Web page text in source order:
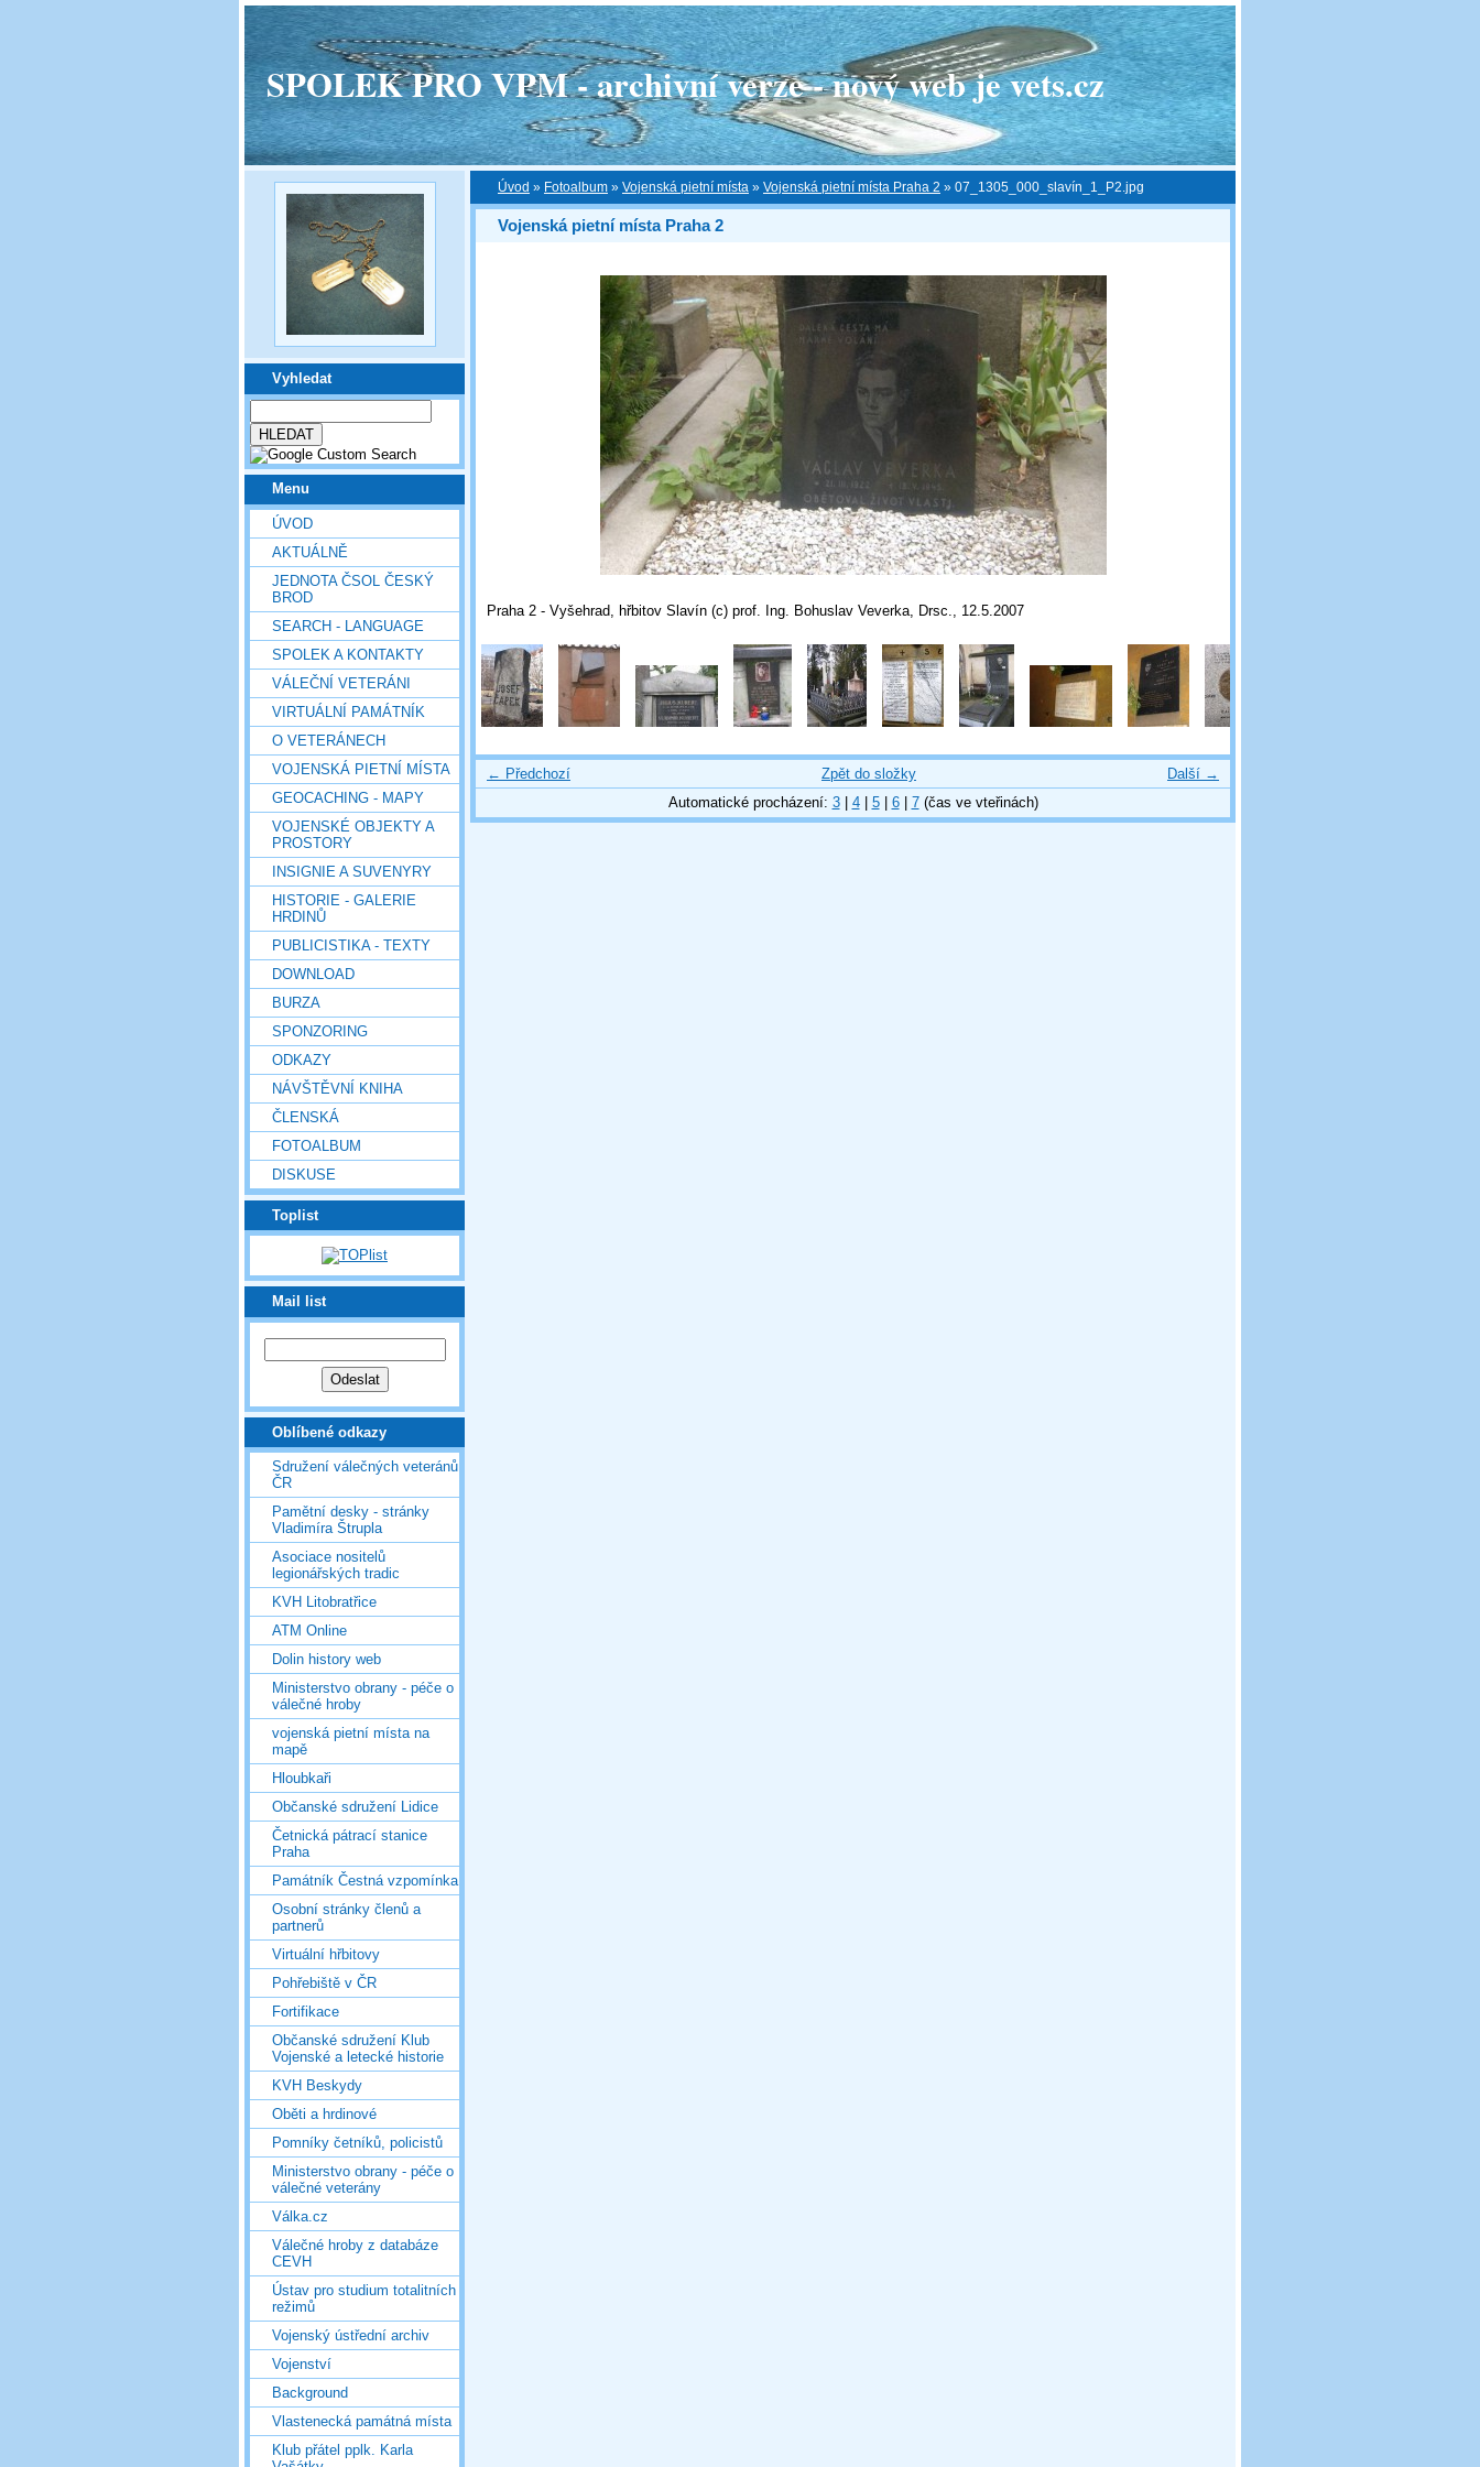
SPOLEK PRO VPM - archivní verze - nový web je vets.cz
Vyhledat
Menu
ÚVOD
AKTUÁLNĚ
JEDNOTA ČSOL ČESKÝ
BROD
SEARCH - LANGUAGE
SPOLEK A KONTAKTY
VÁLEČNÍ VETERÁNI
VIRTUÁLNÍ PAMÁTNÍK
O VETERÁNECH
VOJENSKÁ PIETNÍ MÍSTA
GEOCACHING - MAPY
VOJENSKÉ OBJEKTY A
PROSTORY
INSIGNIE A SUVENYRY
HISTORIE - GALERIE
HRDINŮ
PUBLICISTIKA - TEXTY
DOWNLOAD
BURZA
SPONZORING
ODKAZY
NÁVŠTĚVNÍ KNIHA
ČLENSKÁ
FOTOALBUM
DISKUSE
Toplist
Mail list
Oblíbené odkazy
Sdružení válečných veteránů
ČR
Pamětní desky - stránky
Vladimíra Štrupla
Asociace nositelů
legionářských tradic
KVH Litobratřice
ATM Online
Dolin history web
Ministerstvo obrany - péče o
válečné hroby
vojenská pietní místa na
mapě
Hloubkaři
Občanské sdružení Lidice
Četnická pátrací stanice
Praha
Památník Čestná vzpomínka
Osobní stránky členů a
partnerů
Virtuální hřbitovy
Pohřebiště v ČR
Fortifikace
Občanské sdružení Klub
Vojenské a letecké historie
KVH Beskydy
Oběti a hrdinové
Pomníky četníků, policistů
Ministerstvo obrany - péče o
válečné veterány
Válka.cz
Válečné hroby z databáze
CEVH
Ústav pro studium totalitních
režimů
Vojenský ústřední archiv
Vojenství
Background
Vlastenecká památná místa
Klub přátel pplk. Karla
Úvod » Fotoalbum » Vojenská pietní místa » Vojenská pietní místa Praha 2 » 07_1305_000_slavín_1_P2.jpg
Vojenská pietní místa Praha 2
Praha 2 - Vyšehrad, hřbitov Slavín (c) prof. Ing. Bohuslav Veverka, Drsc., 12.5.2007
← Předchozí Další →
Zpět do složky
Automatické procházení: 3| 4| 5| 6| 7(čas ve vteřinách)